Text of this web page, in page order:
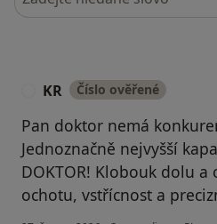
KR Číslo ověřené
Pan doktor nemá
Jednoznačně nejvyšší
DOKTOR! Klobouk dolu
ochotu, vstřícnost a